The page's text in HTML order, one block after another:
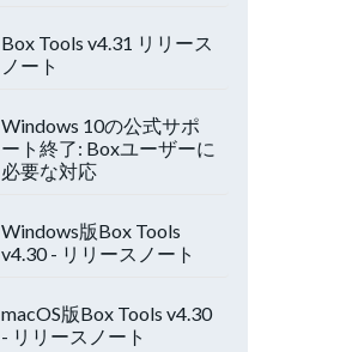
Box Tools v4.31 リリース
ノート
Windows 10の公式サポ
ート終了: Boxユーザーに
必要な対応
Windows版Box Tools
v4.30 - リリースノート
macOS版Box Tools v4.30
- リリースノート